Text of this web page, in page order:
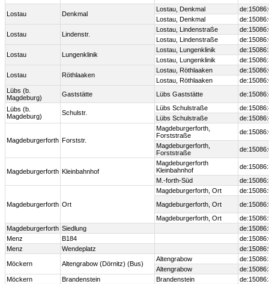
Lostau Denkmal
Lostau, Denkmal
Lostau, Denkmal
Lostau Lindenstr.
Lostau, Lindenstraße
Lostau, Lindenstraße
Lostau Lungenklinik
Lostau, Lungenklinik
Lostau, Lungenklinik
Lostau Röthlaaken
Lostau, Röthlaaken
Lostau, Röthlaaken
Lübs (b.
Magdeburg)
Gaststätte Lübs Gaststätte
Lübs (b.
Magdeburg)
Schulstr.
Lübs Schulstraße
Lübs Schulstraße
Magdeburgerforth Forststr.
Magdeburgerforth,
Forststraße
Magdeburgerforth,
Forststraße
Magdeburgerforth Kleinbahnhof
Magdeburgerforth
Kleinbahnhof
M.-forth-Süd
Magdeburgerforth Ort
Magdeburgerforth, Ort
Magdeburgerforth, Ort
Magdeburgerforth, Ort
Magdeburgerforth Siedlung
Menz
B184
Menz
Wendeplatz
Möckern Altengrabow (Dörnitz) (Bus)
Altengrabow
Altengrabow
Möckern
Brandenstein Brandenstein